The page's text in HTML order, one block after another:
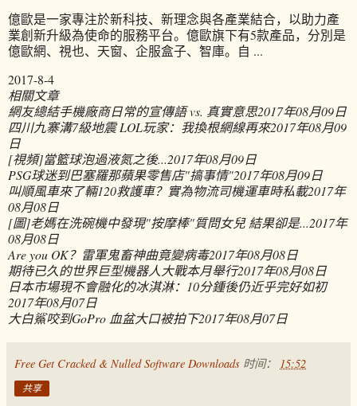
億歐是一家專注於新科技、新理念與各產業結合，以助力產
業創新升級為使命的服務平台。億歐旗下有5款產品，分別是
億歐網、視也、天窗、企服盒子、智庫。自 ...
2017-8-4
相關文章
網友總結手機廠商日常的宣傳語 vs. 真實意思2017年08月09日
四川九寨溝7級地震 LOL玩家：我換根網線再來2017年08月09
日
[視頻]當籃球泡過液氮之後...2017年08月09日
PSG球迷到巴塞羅那蘋果零售店"搞事情"2017年08月09日
叫順風車來了輛120救護車？實為物流司機運車時私載2017年
08月08日
[圖]老媽在洗碗機中發現"按摩棒"質問女兒 結果卻是...2017年
08月08日
Are you OK？雷軍鬼畜神曲竟變病毒2017年08月08日
期待已久的世界巨型機器人大戰本月舉行2017年08月08日
日本市場現不會融化的冰淇淋：10分鍾後仍近乎完好如初
2017年08月07日
大白鯊咬到GoPro 血盆大口被拍下2017年08月07日
Free Get Cracked & Nulled Software Downloads 时间： 15:52
共享